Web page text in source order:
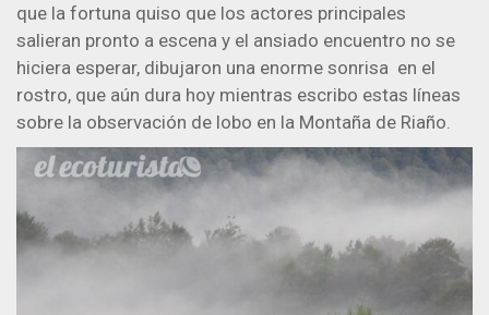
que la fortuna quiso que los actores principales
salieran pronto a escena y el ansiado encuentro no se
hiciera esperar, dibujaron una enorme sonrisa en el
rostro, que aún dura hoy mientras escribo estas líneas
sobre la observación de lobo en la Montaña de Riaño.